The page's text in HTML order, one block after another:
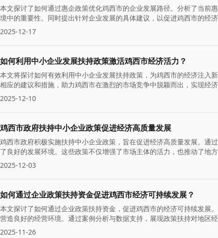
本文探讨了如何通过惠企政策优化鸡西市的企业发展路径。分析了当前
境中的重要性。同时提出针对企业发展的具体建议，以促进鸡西市的经
2025-12-17
如何利用中小企业发展扶持政策激活鸡西市经济活力？
本文将探讨如何有效利用中小企业发展扶持政策，为鸡西市的经济注入
相应的建议和措施，助力鸡西市在激烈的市场竞争中脱颖而出，实现经
2025-12-10
鸡西市政府扶持中小企业政策促进经济高质量发展
鸡西市政府积极实施扶持中小企业政策，旨在促进经济高质量发展。通
了良好的发展环境。这些政策不仅增强了市场主体的活力，也推动了地
2025-12-03
如何通过企业政策扶持资金促进鸡西市经济可持续发展？
本文探讨了如何通过企业政策扶持资金，促进鸡西市的经济可持续发展
营造良好的经营环境。通过案例分析与数据支持，展现政策扶持对地区
供参考。
2025-11-26